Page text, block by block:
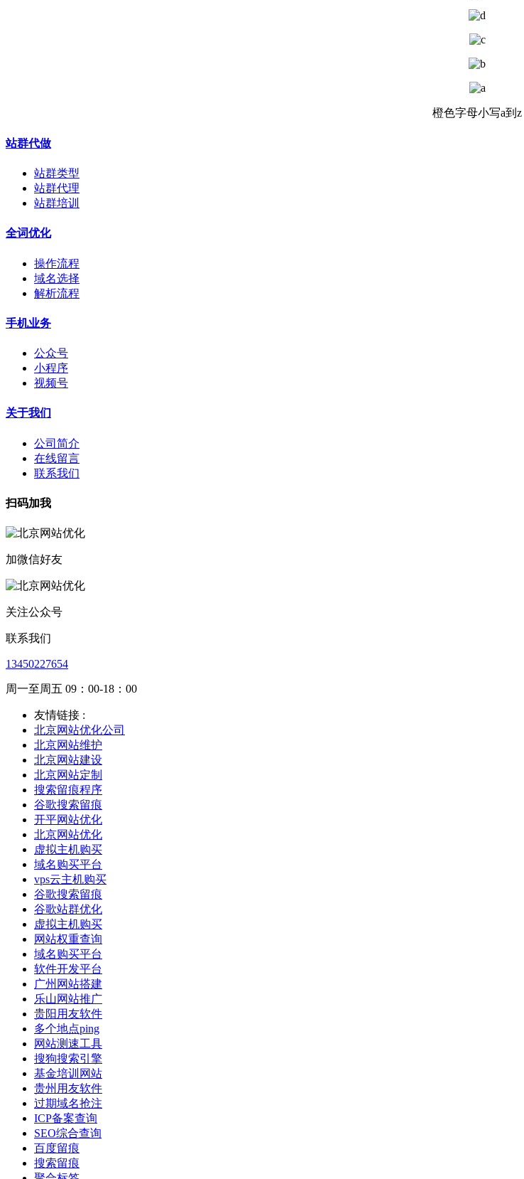
橙色字母小写a到z
站群代做
站群类型
站群代理
站群培训
全词优化
操作流程
域名选择
解析流程
手机业务
公众号
小程序
视频号
关于我们
公司简介
在线留言
联系我们
扫码加我
加微信好友
关注公众号
联系我们
13450227654
周一至周五 09：00-18：00
友情链接 :
北京网站优化公司
北京网站维护
北京网站建设
北京网站定制
搜索留痕程序
谷歌搜索留痕
开平网站优化
北京网站优化
虚拟主机购买
域名购买平台
vps云主机购买
谷歌搜索留痕
谷歌站群优化
虚拟主机购买
网站权重查询
域名购买平台
软件开发平台
广州网站搭建
乐山网站推广
贵阳用友软件
多个地点ping
网站测速工具
搜狗搜索引擎
基金培训网站
贵州用友软件
过期域名抢注
ICP备案查询
SEO综合查询
百度留痕
搜索留痕